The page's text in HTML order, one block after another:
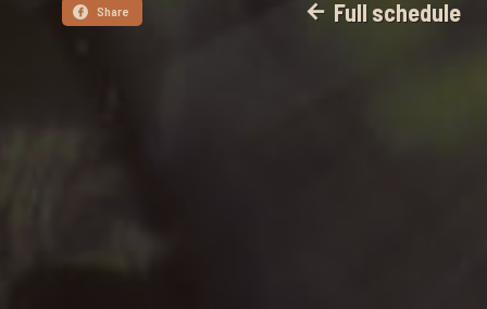
 Share arrow_back Full schedule